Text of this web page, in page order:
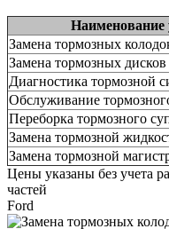
Наименование
Замена тормозных
Замена тормозных дисков
Диагностика тормозной
Обслуживание
Переборка тормозного
Замена тормозной
Замена тормозной
Цены указаны без учета
частей
Ford